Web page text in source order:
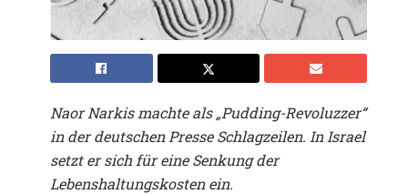
Naor Narkis machte als „Pudding-Revoluzzer“
in der deutschen Presse Schlagzeilen. In Israel
setzt er sich für eine Senkung der
Lebenshaltungskosten ein.